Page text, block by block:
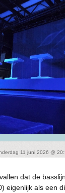
11 juni 2026 @
dat de
eigenlijk als een